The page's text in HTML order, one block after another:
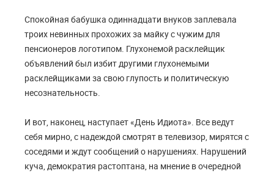
Спокойная бабушка одиннадцати внуков заплевала
троих невинных прохожих за майку с чужим для
пенсионеров логотипом. Глухонемой расклейщик
объявлений был избит другими глухонемыми
расклейщиками за свою глупость и политическую
несознательность.
И вот, наконец, наступает «День Идиота». Все ведут
себя мирно, с надеждой смотрят в телевизор, мирятся с
соседями и ждут сообщений о нарушениях. Нарушений
куча, демократия растоптана, на мнение в очередной